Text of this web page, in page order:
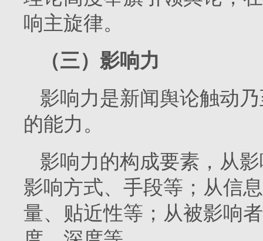
响主旋律。
（三）影响力
影响力是新闻舆论触动
的能力。
影响力的构成要素，从
影响方式、手段等；从信
量、贴近性等；从被影响